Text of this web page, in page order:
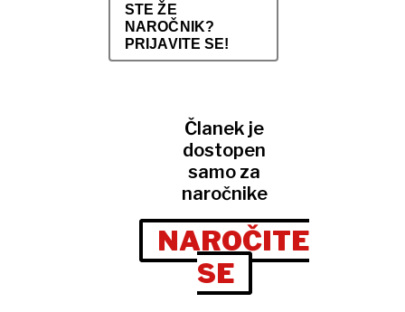
STE ŽE
NAROČNIK?
PRIJAVITE SE!
Članek je
dostopen
samo za
naročnike
NAROČITE
SE